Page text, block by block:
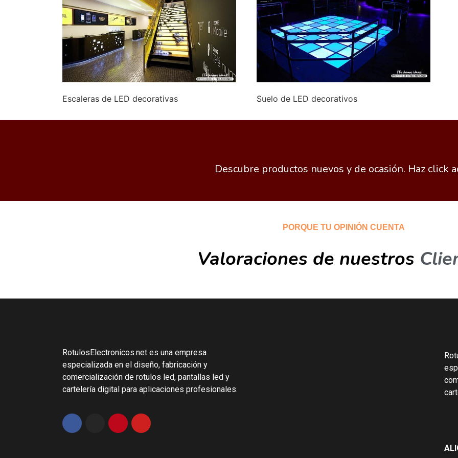
Escaleras de LED decorativas Suelo de LED decorativos
Descubre productos nuevos y de ocasión. Haz click
PORQUE TU OPINIÓN CUENTA
Valoraciones de nuestros
RotulosElectronicos.net es una empresa
especializada en el diseño, fabricación y
comercialización de rotulos led, pantallas led y
cartelería digital para aplicaciones profesionales.